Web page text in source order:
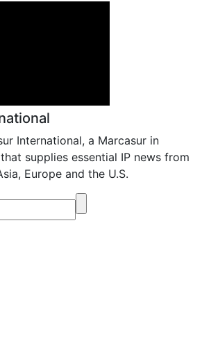
International, a Marcasur in
supplies essential IP news from
Europe and the U.S.